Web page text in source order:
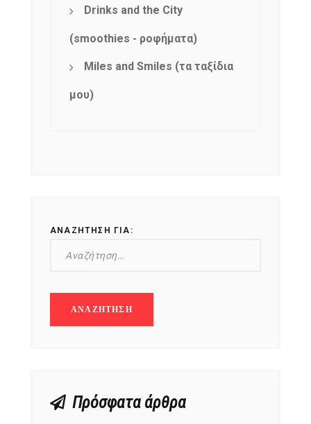
Drinks and the City
(smoothies - ροφήματα)
Miles and Smiles (τα ταξίδια
μου)
ΑΝΑΖΉΤΗΣΗ ΓΙΑ:
Πρόσφατα άρθρα